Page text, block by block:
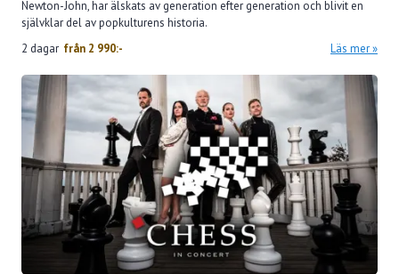
Newton-John, har älskats av generation efter generation och blivit en
självklar del av popkulturens historia.
2 dagar från 2 990:- Läs mer